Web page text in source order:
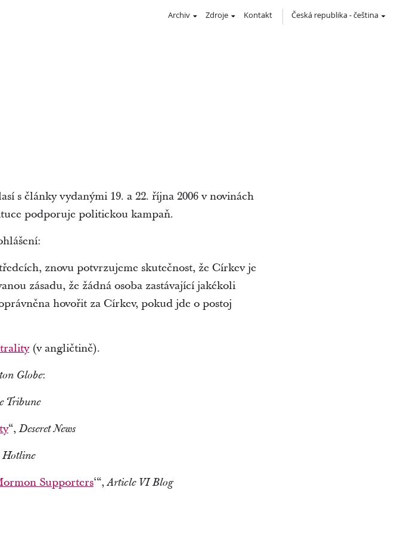
Archiv Zdroje Kontakt Česká republika-čeština
s články vydanými 19. a 22. října 2006 v novinách
podporuje politickou kampaň.
znovu potvrzujeme skutečnost, že Církev je
zásadu, že žádná osoba zastávající jakékoli
hovořit za Církev, pokud jde o postoj
(v angličtině).
Globe:
Tribune
“,Deseret News
Hotline
Supporters‘“,Article VI Blog